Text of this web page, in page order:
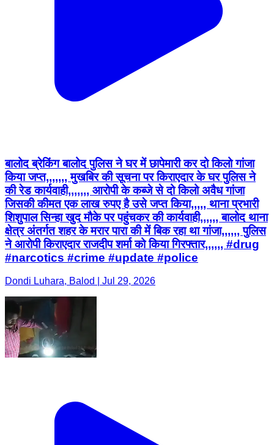
बालोद ब्रेकिंग बालोद पुलिस ने घर में छापेमारी कर दो किलो गांजा
किया जप्त,,,,,,, मुखबिर की सूचना पर किराएदार के घर पुलिस ने
की रेड कार्यवाही,,,,,,, आरोपी के कब्जे से दो किलो अवैध गांजा
जिसकी कीमत एक लाख रुपए है उसे जप्त किया,,,,, थाना प्रभारी
शिशुपाल सिन्हा खुद मौके पर पहुंचकर की कार्यवाही,,,,,, बालोद थाना
क्षेत्र अंतर्गत शहर के मरार पारा की में बिक रहा था गांजा,,,,,, पुलिस
ने आरोपी किराएदार राजदीप शर्मा को किया गिरफ्तार,,,,,, #drug
#narcotics #crime #update #police
Dondi Luhara, Balod | Jul 29, 2026